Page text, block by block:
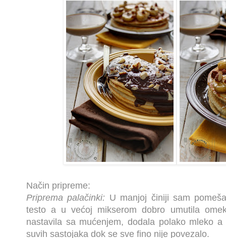
Način pripreme:
Priprema palačinki: U manjoj činiji sam
testo a u većoj mikserom dobro umutila
nastavila sa mućenjem, dodala polako mleko
suvih sastojaka dok se sve fino nije povezalo.